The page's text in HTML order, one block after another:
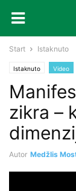
Start Istaknuto
Istaknuto Video
zikra –
Autor Medžlis